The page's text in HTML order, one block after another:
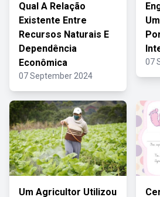
Qual A Relação
Existente Entre
Recursos Naturais E
Dependência
Econômica
07 September 2024
07
Um Agricultor Utilizou